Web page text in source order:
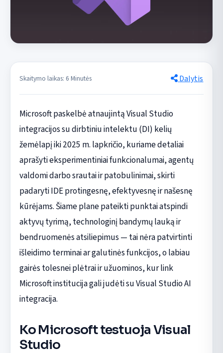
Skaitymo laikas: 6 Minutės Dalytis
Microsoft paskelbė atnaujintą Visual Studio
integracijos su dirbtiniu intelektu (DI) kelių
žemėlapį iki 2025 m. lapkričio, kuriame detaliai
aprašyti eksperimentiniai funkcionalumai, agentų
valdomi darbo srautai ir patobulinimai, skirti
padaryti IDE protingesnę, efektyvesnę ir našesnę
kūrėjams. Šiame plane pateikti punktai atspindi
aktyvų tyrimą, technologinį bandymų lauką ir
bendruomenės atsiliepimus — tai nėra patvirtinti
išleidimo terminai ar galutinės funkcijos, o labiau
gairės tolesnei plėtrai ir užuominos, kur link
Microsoft institucija gali judėti su Visual Studio AI
integracija.
Ko Microsoft testuoja Visual
Studio